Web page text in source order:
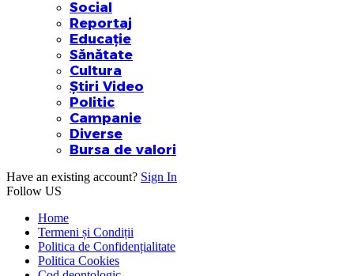
Social
Reportaj
Educație
Sănătate
Cultura
Știri Video
Politic
Campanie
Diverse
Bursa de valori
Have an existing account? Sign In
Follow US
Home
Termeni și Condiții
Politica de Confidențialitate
Politica Cookies